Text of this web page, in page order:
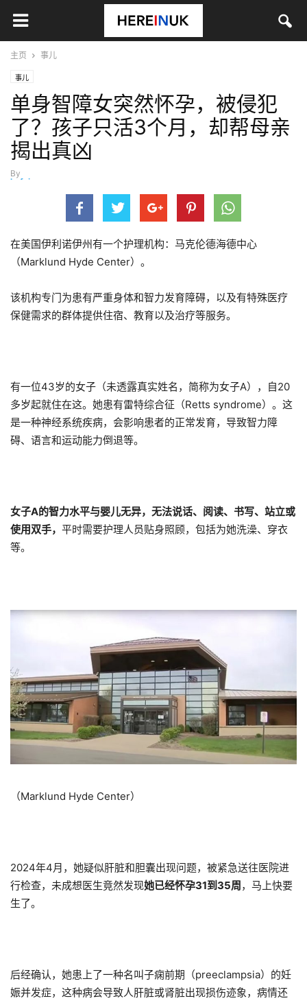
主页 事儿
事儿
单身智障女突然怀孕，被侵犯
了？孩子只活3个月，却帮母亲
揭出真凶
By
hefei
在美国伊利诺伊州有一个护理机构：马克伦德海德中心
（Marklund Hyde Center）。
该机构专门为患有严重身体和智力发育障碍，以及有特殊医疗
保健需求的群体提供住宿、教育以及治疗等服务。
有一位43岁的女子（未透露真实姓名，简称为女子A），自20
多岁起就住在这。她患有雷特综合征（Retts syndrome）。这
是一种神经系统疾病，会影响患者的正常发育，导致智力障
碍、语言和运动能力倒退等。
女子A的智力水平与婴儿无异，无法说话、阅读、书写、站立或
使用双手， 平时需要护理人员贴身照顾，包括为她洗澡、穿衣
等。
（Marklund Hyde Center）
2024年4月，她疑似肝脏和胆囊出现问题，被紧急送往医院进
行检查，未成想医生竟然发现她已经怀孕31到35周 ，马上快要
生了。
后经确认，她患上了一种名叫子痫前期（preeclampsia）的妊
娠并发症，这种病会导致人肝脏或肾脏出现损伤迹象，病情还